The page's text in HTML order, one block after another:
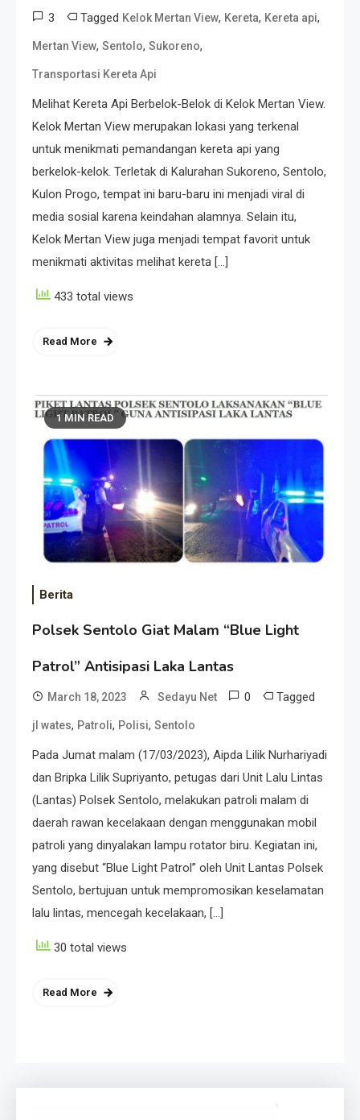
3 Tagged Kelok Mertan View, Kereta, Kereta api,
Mertan View, Sentolo, Sukoreno,
Transportasi Kereta Api
Melihat Kereta Api Berbelok-Belok di Kelok Mertan View.
Kelok Mertan View merupakan lokasi yang terkenal
untuk menikmati pemandangan kereta api yang
berkelok-kelok. Terletak di Kalurahan Sukoreno, Sentolo,
Kulon Progo, tempat ini baru-baru ini menjadi viral di
media sosial karena keindahan alamnya. Selain itu,
Kelok Mertan View juga menjadi tempat favorit untuk
menikmati aktivitas melihat kereta […]
433 total views
Read More
1 MIN READ
Berita
Polsek Sentolo Giat Malam “Blue Light
Patrol” Antisipasi Laka Lantas
March 18, 2023 Sedayu Net 0 Tagged
jl wates, Patroli, Polisi, Sentolo
Pada Jumat malam (17/03/2023), Aipda Lilik Nurhariyadi
dan Bripka Lilik Supriyanto, petugas dari Unit Lalu Lintas
(Lantas) Polsek Sentolo, melakukan patroli malam di
daerah rawan kecelakaan dengan menggunakan mobil
patroli yang dinyalakan lampu rotator biru. Kegiatan ini,
yang disebut “Blue Light Patrol” oleh Unit Lantas Polsek
Sentolo, bertujuan untuk mempromosikan keselamatan
lalu lintas, mencegah kecelakaan, […]
30 total views
Read More